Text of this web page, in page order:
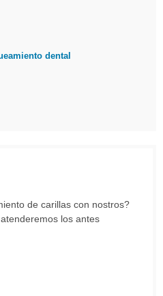
dental
de carillas con nostros?
los antes